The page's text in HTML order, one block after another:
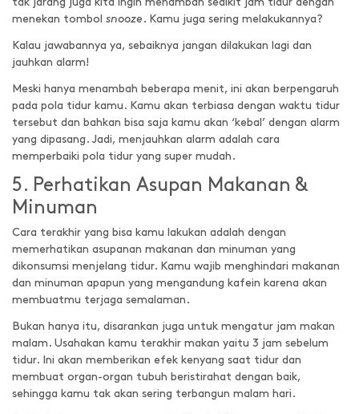
menekan tombol snooze . Kamu juga sering melakukannya?
Kalau jawabannya ya, sebaiknya jangan dilakukan lagi dan
jauhkan alarm!
Meski hanya menambah beberapa menit, ini akan berpengaruh
pada pola tidur kamu. Kamu akan terbiasa dengan waktu tidur
tersebut dan bahkan bisa saja kamu akan ‘kebal’ dengan alarm
yang dipasang. Jadi, menjauhkan alarm adalah cara
memperbaiki pola tidur yang super mudah.
5. Perhatikan Asupan Makanan &
Minuman
Cara terakhir yang bisa kamu lakukan adalah dengan
memerhatikan asupanan makanan dan minuman yang
dikonsumsi menjelang tidur. Kamu wajib menghindari makanan
dan minuman apapun yang mengandung kafein karena akan
membuatmu terjaga semalaman.
Bukan hanya itu, disarankan juga untuk mengatur jam makan
malam. Usahakan kamu terakhir makan yaitu 3 jam sebelum
tidur. Ini akan memberikan efek kenyang saat tidur dan
membuat organ-organ tubuh beristirahat dengan baik,
sehingga kamu tak akan sering terbangun malam hari.